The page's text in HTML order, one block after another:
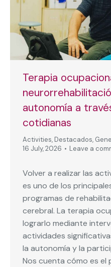
Terapia
autonomía a
cotidianas
Activities, Destacados,
16 July, 2026
Leave a
Volver a realizar las
es uno de los
programas de
cerebral. La terapia
lograrlo mediante
actividades
la autonomía y la
Nos cuenta cómo es el